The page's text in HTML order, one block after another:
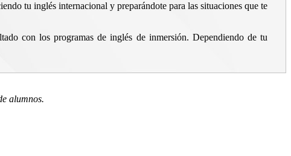
tu inglés internacional y preparándote para las situaciones que te
con los programas de inglés de inmersión. Dependiendo de tu
alumnos.